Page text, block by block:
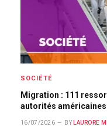
SOCIÉTÉ
Migration : 111
autorités américaines
16/07/2026 BY LAURORE